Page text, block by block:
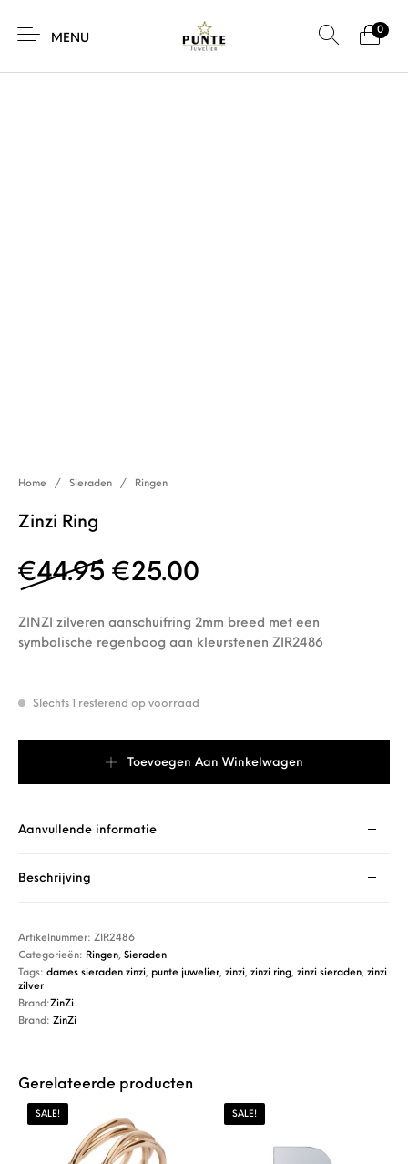
MENU
0
SALE!
Home / Sieraden / Ringen
Zinzi Ring
€44.95 Oorspronkelijke prijs
€25.00
ZINZI zilveren aanschuifring 2mm breed met een
symbolische regenboog aan kleurstenen ZIR2486
Slechts 1 resterend op voorraad
Toevoegen Aan Winkelwagen
Aanvullende informatie
Beschrijving
Artikelnummer:ZIR2486
Categorieën: Ringen,Sieraden
Tags:dames sieraden zinzi, punte juwelier,zinzi,zinzi ring,zinzi sieraden,zinzi
zilver
Brand:ZinZi
Brand:ZinZi
Gerelateerde producten
SALE! SALE!